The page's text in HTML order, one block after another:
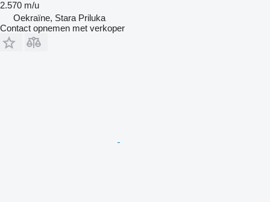
2.570 m/u
Oekraïne, Stara Priluka
Contact opnemen met verkoper